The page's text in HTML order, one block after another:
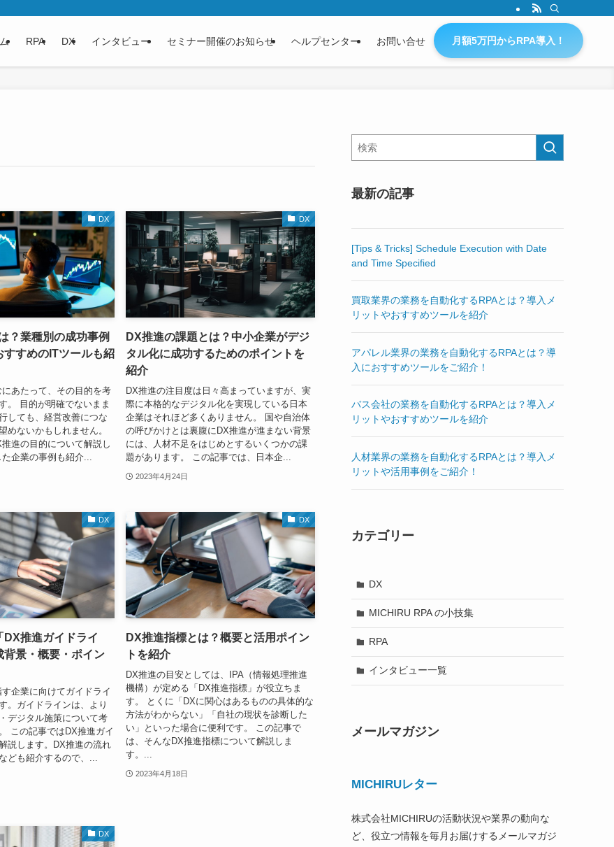
RPA DX インタビュー セミナー開催のお知らせ ヘルプセンター お問い合せ 月額5万円からRPA導入！
DX
？業種別の成功事例
すすめのITツールも紹
あたって、その目的を考
。 目的が明確でないまま
しても、経営改善につな
めないかもしれません。
進の目的について解説し
企業の事例も紹介...
DX
DX推進の課題とは？中小企業がデジ
タル化に成功するためのポイントを
紹介
DX推進の注目度は日々高まっていますが、実
際に本格的なデジタル化を実現している日本
企業はそれほど多くありません。 国や自治体
の呼びかけとは裏腹にDX推進が進まない背景
には、人材不足をはじめとするいくつかの課
題があります。 この記事では、日本企...
2023年4月24日
DX
DX推進ガイドライ
背景・概要・ポイン
企業に向けてガイドライ
。ガイドラインは、より
デジタル施策について考
この記事ではDX推進ガイ
説します。DX推進の流れ
ども紹介するので、...
DX
DX推進指標とは？概要と活用ポイン
トを紹介
DX推進の目安としては、IPA（情報処理推進
機構）が定める「DX推進指標」が役立ちま
す。 とくに「DXに関心はあるものの具体的な
方法がわからない」「自社の現状を診断した
い」といった場合に便利です。 この記事で
は、そんなDX推進指標について解説しま
す。...
2023年4月18日
DX
最新の記事
[Tips & Tricks] Schedule Execution with Date
and Time Specified
買取業界の業務を自動化するRPAとは？導入メ
リットやおすすめツールを紹介
アパレル業界の業務を自動化するRPAとは？導
入におすすめツールをご紹介！
バス会社の業務を自動化するRPAとは？導入メ
リットやおすすめツールを紹介
人材業界の業務を自動化するRPAとは？導入メ
リットや活用事例をご紹介！
カテゴリー
DX
MICHIRU RPA の小技集
RPA
インタビュー一覧
メールマガジン
MICHIRUレター
株式会社MICHIRUの活動状況や業界の動向な
ど、役立つ情報を毎月お届けするメールマガジ